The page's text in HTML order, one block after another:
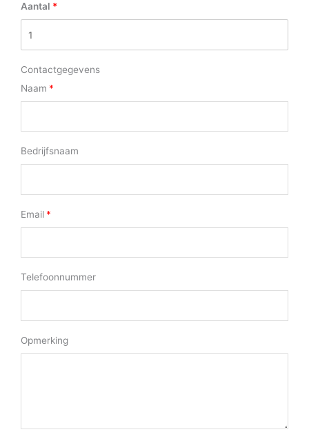
Aantal
Contactgegevens
Naam
Bedrijfsnaam
Email
Telefoonnummer
Opmerking